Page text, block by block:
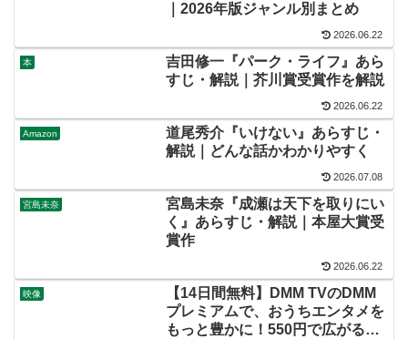
｜2026年版ジャンル別まとめ
2026.06.22
本
吉田修一『パーク・ライフ』あら
すじ・解説｜芥川賞受賞作を解説
2026.06.22
Amazon
道尾秀介『いけない』あらすじ・
解説｜どんな話かわかりやすく
2026.07.08
宮島未奈
宮島未奈『成瀬は天下を取りにい
く』あらすじ・解説｜本屋大賞受
賞作
2026.06.22
映像
【14日間無料】DMM TVのDMM
プレミアムで、おうちエンタメを
もっと豊かに！550円で広がる世